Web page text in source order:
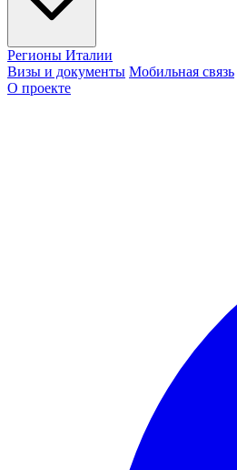
Регионы Италии
Визы и документы Мобильная связь
О проекте